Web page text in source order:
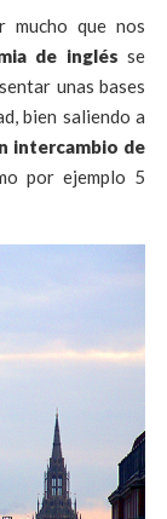
mucho que nos
de inglés se
unas bases
bien saliendo a
intercambio de
por ejemplo 5